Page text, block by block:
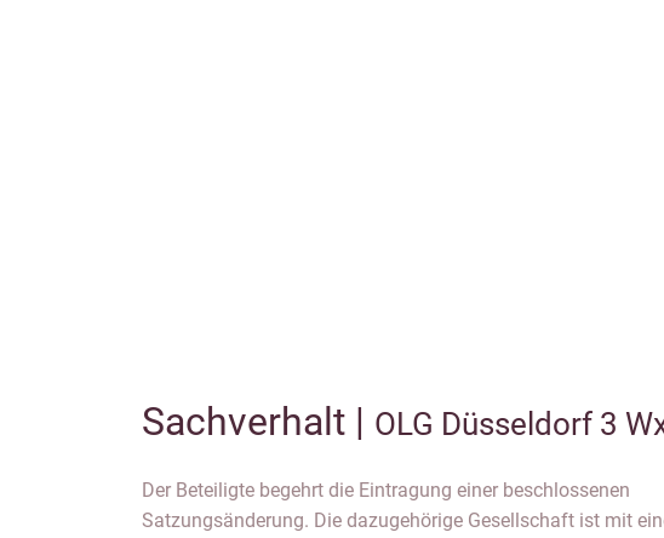
Sachverhalt | OLG Düsseldorf 3
Der Beteiligte begehrt die Eintragung einer beschlossenen
Satzungsänderung. Die dazugehörige Gesellschaft ist mit